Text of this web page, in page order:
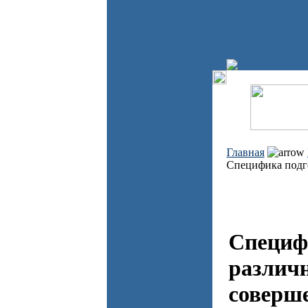
Главная
Специфика